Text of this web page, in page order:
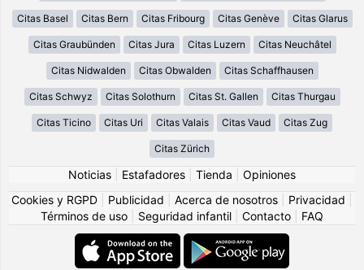
Citas Basel Citas Bern Citas Fribourg Citas Genève Citas Glarus
Citas Graubünden Citas Jura Citas Luzern Citas Neuchâtel
Citas Nidwalden Citas Obwalden Citas Schaffhausen
Citas Schwyz Citas Solothurn Citas St. Gallen Citas Thurgau
Citas Ticino Citas Uri Citas Valais Citas Vaud Citas Zug
Citas Zürich
Noticias Estafadores Tienda
Opiniones
Cookies y RGPD
Publicidad Acerca de nosotros Privacidad
Términos de uso
Seguridad infantil Contacto FAQ